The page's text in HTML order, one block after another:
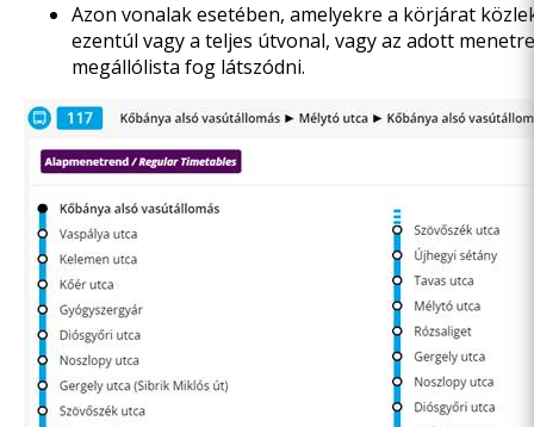
Azon vonalak esetében, amelyekre a körjárat
ezentúl vagy a teljes útvonal, vagy az adott
megállólista fog látszódni.